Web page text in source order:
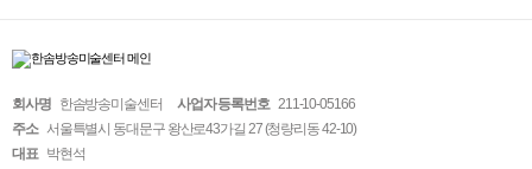
회사명 한솜방송미술센터 사업자 등록번호 211-10-05166
주소 서울특별시 동대문구 왕산로43가길 27 (청량리동 42-10)
대표 박현석